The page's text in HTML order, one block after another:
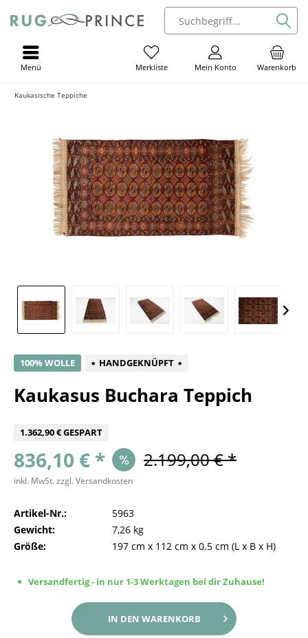
Warenkorb
Mein Konto
Merkliste
Menü
Kaukasische Teppiche
100% WOLLE HANDGEKNÜPFT
Kaukasus Buchara Teppich
1.362,90 € GESPART
836,10 € * 2.199,00 € *
inkl. MwSt.zzgl. Versandkosten
Artikel-Nr.:
5963
Gewicht:
7,26 kg
Größe:
197 cm x 112 cm x 0.5 cm (L x B x H)
Versandfertig - in nur 1-3 Werktagen bei dir Zuhause!
IN DEN WARENKORB